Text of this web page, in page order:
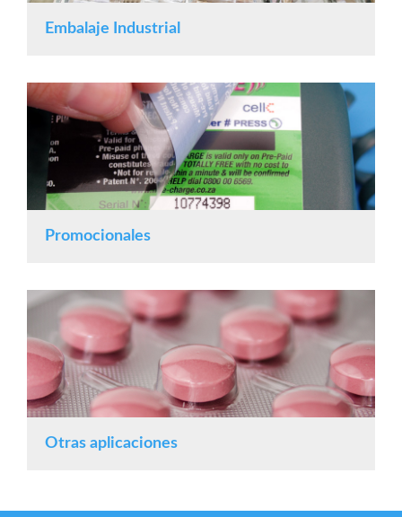
Embalaje Industrial
Promocionales
Otras aplicaciones